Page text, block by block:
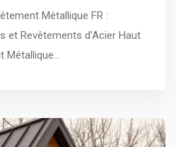
Métallique FR :
et Revêtements d’Acier Haut
Métallique…